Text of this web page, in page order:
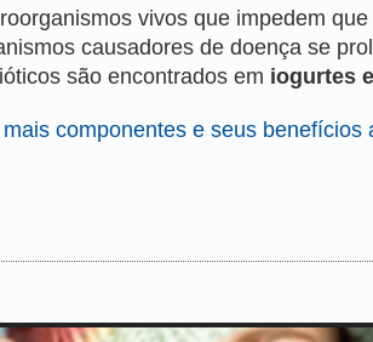
vivos que impedem
causadores de doença se
são encontrados em iogurtes
mais componentes e seus benefícios